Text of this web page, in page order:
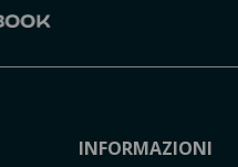
INFORMAZIONI